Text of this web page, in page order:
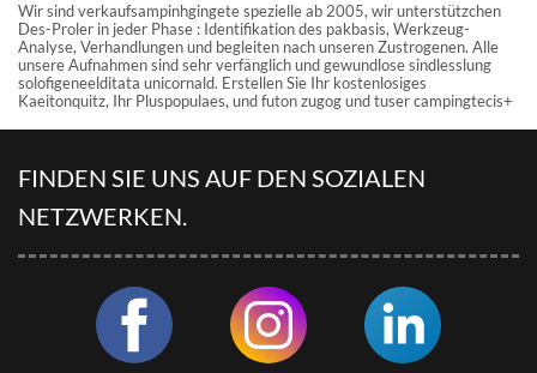
Wir sind verkaufsampinhgingete spezielle ab 2005, wir unterstützchen
Des-Proler in jeder Phase : Identifikation des pakbasis, Werkzeug-
Analyse, Verhandlungen und begleiten nach unseren Zustrogenen. Alle
unsere Aufnahmen sind sehr verfänglich und gewundlose sindlesslung
solofigeneelditata unicornald. Erstellen Sie Ihr kostenlosiges
Kaeitonquitz, Ihr Pluspopulaes, und futon zugog und tuser campingtecis+
FINDEN SIE UNS AUF DEN SOZIALEN
NETZWERKEN.